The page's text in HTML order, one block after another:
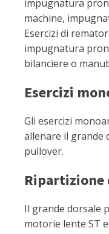
impugnatura
machine,
Esercizi di
impugnatura
bilanciere o
Esercizi
Gli esercizi
allenare il grande
pullover.
Il grande dorsale
motorie lente ST